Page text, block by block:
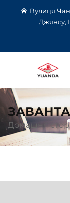
Вулиця
Джянсу,
Домашня